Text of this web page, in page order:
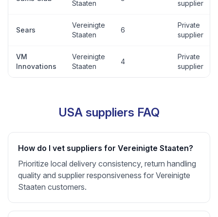
Staaten
supplier
Sears
Vereinigte
Staaten
6
Private
supplier
VM
Innovations
Vereinigte
Staaten
4
Private
supplier
USA suppliers FAQ
How do I vet suppliers for Vereinigte Staaten?
Prioritize local delivery consistency, return handling
quality and supplier responsiveness for Vereinigte
Staaten customers.